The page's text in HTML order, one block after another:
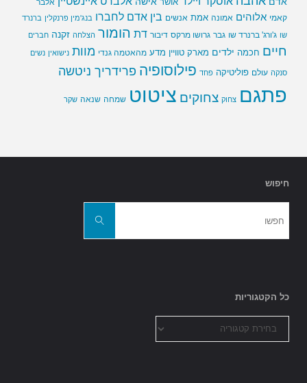
קאמי אלוהים אמונה אמת אנשים בין אדם לחברו בנג'מין פרנקלין ברנרד
שו ג'ורג' ברנרד שו גבר גרושו מרקס דיבור דת הומור הצלחה זקנה חברים
חיים חכמה ילדים מארק טוויין מדע מהאטמה גנדי מוות נישואין נשים
סנקה עולם פוליטיקה פחד פילוסופיה פרידריך ניטשה
פתגם צחוק צחוקים ציטוט שמחה שנאה שקר
חיפוש
חפשו
כל הקטגוריות
הקטגוריות